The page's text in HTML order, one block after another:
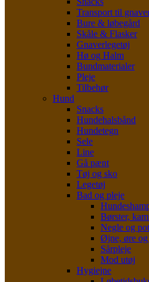
Transport til
Bure & løbegård
Skåle & Flasker
Gnaverlegetøj
Hø og Halm
Bundmaterialer
Pleje
Tilbehør
Hund
Snacks
Hundehalsbånd
Hundetegn
Sele
Line
Gå pænt
Tøj og sko
Legetøj
Bad og pleje
Børster,
Negle og
Øjne, øre og
Sårpleje
Mod utøj
Hygiejne